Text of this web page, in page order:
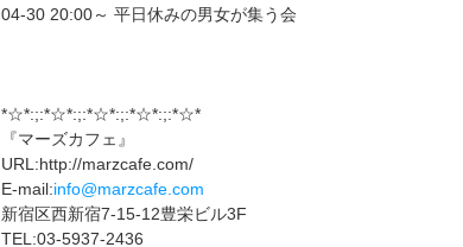
04-30 20:00～ 平日休みの男女が集う会
*☆*:;:*☆*:;:*☆*:;:*☆*:;:*☆*
『マーズカフェ』
URL:http://marzcafe.com/
E-mail:info@marzcafe.com
新宿区西新宿7-15-12豊栄ビル3F
TEL:03-5937-2436